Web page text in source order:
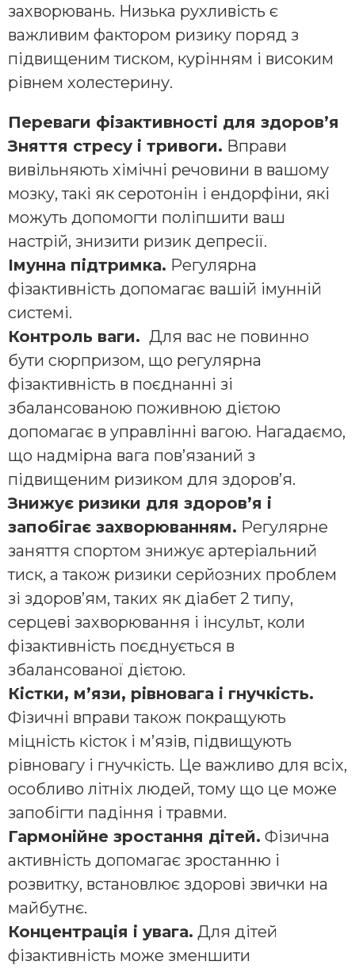
захворювань. Низька рухливість є
важливим фактором ризику поряд з
підвищеним тиском, курінням і високим
рівнем холестерину.
Переваги фізактивності для здоров’я
Зняття стресу і тривоги. Вправи
вивільняють хімічні речовини в вашому
мозку, такі як серотонін і ендорфіни, які
можуть допомогти поліпшити ваш
настрій, знизити ризик депресії.
Імунна підтримка. Регулярна
фізактивність допомагає вашій імунній
системі.
Контроль ваги. ​​Для вас не повинно
бути сюрпризом, що регулярна
фізактивність в поєднанні зі
збалансованою поживною дієтою
допомагає в управлінні вагою. Нагадаємо,
що надмірна вага пов’язаний з
підвищеним ризиком для здоров’я.
Знижує ризики для здоров’я і
запобігає захворюванням. Регулярне
заняття спортом знижує артеріальний
тиск, а також ризики серйозних проблем
зі здоров’ям, таких як діабет 2 типу,
серцеві захворювання і інсульт, коли
фізактивність поєднується в
збалансованої дієтою.
Кістки, м’язи, рівновага і гнучкість.
Фізичні вправи також покращують
міцність кісток і м’язів, підвищують
рівновагу і гнучкість. Це важливо для всіх,
особливо літніх людей, тому що це може
запобігти падіння і травми.
Гармонійне зростання дітей. Фізична
активність допомагає зростанню і
розвитку, встановлює здорові звички на
майбутнє.
Концентрація і увага. Для дітей
фізактивність може зменшити